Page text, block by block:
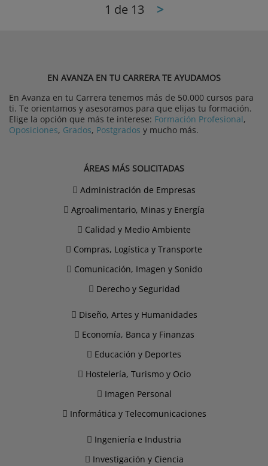
1 de 13 >
EN AVANZA EN TU CARRERA TE AYUDAMOS
En Avanza en tu Carrera tenemos más de 50.000 cursos para
ti. Te orientamos y asesoramos para que elijas tu formación.
Elige la opción que más te interese: Formación Profesional,
Oposiciones, Grados, Postgrados y mucho más.
ÁREAS MÁS SOLICITADAS
Administración de Empresas
Agroalimentario, Minas y Energía
Calidad y Medio Ambiente
Compras, Logística y Transporte
Comunicación, Imagen y Sonido
Derecho y Seguridad
Diseño, Artes y Humanidades
Economía, Banca y Finanzas
Educación y Deportes
Hostelería, Turismo y Ocio
Imagen Personal
Informática y Telecomunicaciones
Ingeniería e Industria
Investigación y Ciencia